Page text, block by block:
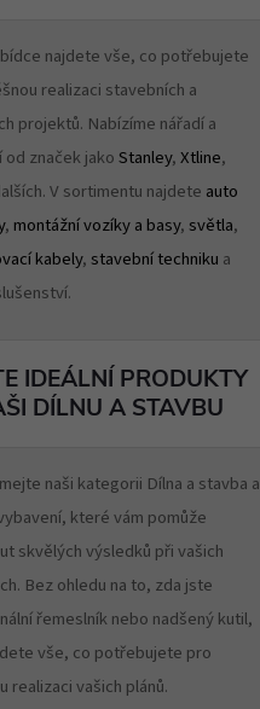
najdete vše, co potřebujete
realizaci stavebních a
projektů. Nabízíme nářadí a
značek jakoStanley,Xtline,
V sortimentu najdete auto
, montážní vozíky a basy, světla,
kabely, stavební techniku a
IDEÁLNÍ PRODUKTY
DÍLNU A STAVBU
naši kategorii Dílna a stavba a
které vám pomůže
skvělých výsledků při vašich
Bez ohledu na to, zda jste
řemeslník nebo nadšený kutil,
vše, co potřebujete pro
realizaci vašich plánů.